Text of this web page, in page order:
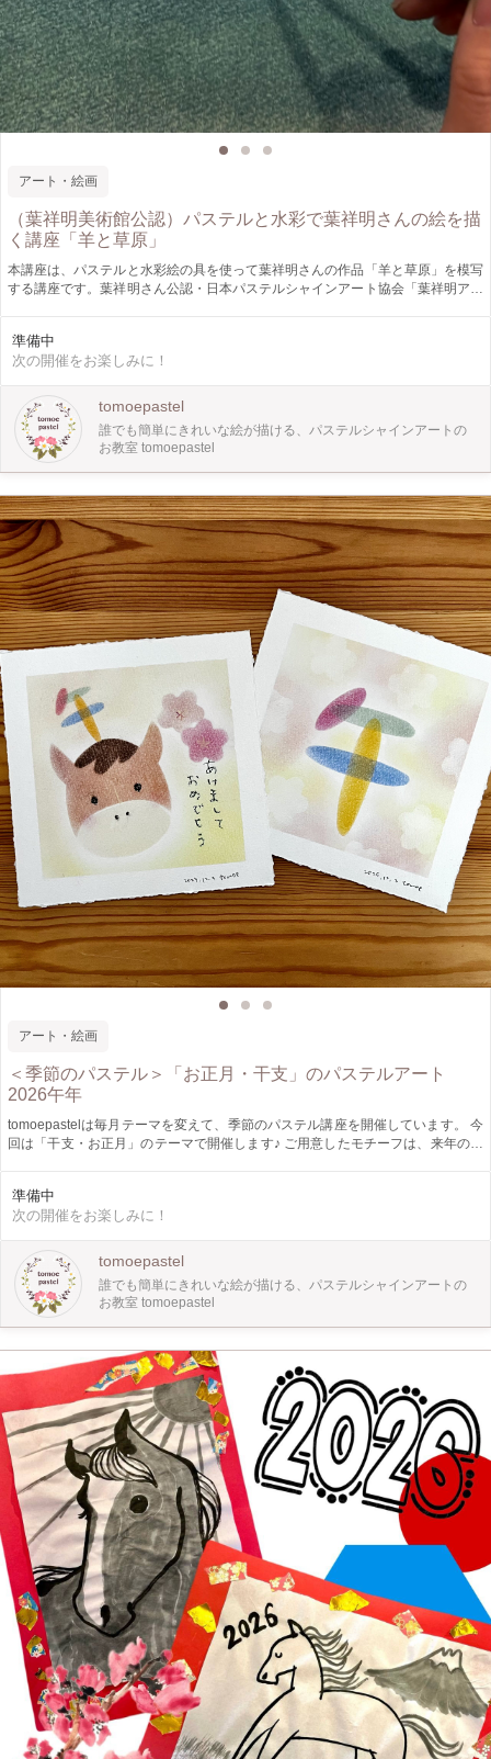
アート・絵画
（葉祥明美術館公認）パステルと水彩で葉祥明さんの絵を描
く講座「羊と草原」
本講座は、パステルと水彩絵の具を使って葉祥明さんの作品「羊と草原」を模写
する講座です。葉祥明さん公認・日本パステルシャインアート協会「葉祥明アー
パステルシャインアート®️の技法を用いて、絵のベースの色を塗っていきます。
ベースが塗れたら、次は水彩絵の具。絵の中央に「木」、そして7頭の「羊」、
な作品です。パステルシャインアートの技法を使うとあっという間に葉祥明さん
の絵の模写ができてしまうので驚きです。 葉祥明さんの世界を一緒に楽しみま
しょう！ ※仕上がる絵のサイズは、A4サイズです。
準備中
次の開催をお楽しみに！
tomoepastel
誰でも簡単にきれいな絵が描ける、パステルシャインアートの
お教室 tomoepastel
アート・絵画
＜季節のパステル＞「お正月・干支」のパステルアート
2026午年
tomoepastelは毎月テーマを変えて、季節のパステル講座を開催しています。 今
回は「干支・お正月」のテーマで開催します♪ ご用意したモチーフは、来年の干
を組み合わせて自由な創作を楽しみましょう！ パステルシャインアートは、パ
ステルを粉状にしてコットンに色をなじませて絵を描く画法です。お子様からご
力のアートです。 型紙を使って描いていくので、初心者の方や絵が苦手な方で
も簡単に絵を描くことができます。 基本のモチーフをもとに、参加者に自由に
アレンジして表現してもらうことを大切にするのが教室のスタイル。 好きな場
所に・好きな色で・自由なアレンジを。お持ち帰りいただく作品の完成はもちろ
んのこと、絵を描く過程のワクワク感や、自由な表現を行う雰囲気を大切にして
います。 初心者・はじめての方、歓迎！ ふわふわあたたかななパステルアート
で、一緒に創作の時間を楽しみましょう。 ＊ ２時間で、15cm×15cmの作品を２
枚〜３枚、お作りいただきます。 ＊ 48色のハードパステルを使用します。 ＊ 大
人の方はもちろん、小学生以上の方に楽しんでいただける内容です。
準備中
次の開催をお楽しみに！
tomoepastel
誰でも簡単にきれいな絵が描ける、パステルシャインアートの
お教室 tomoepastel